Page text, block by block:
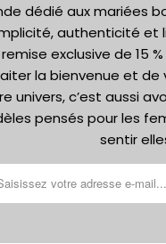
dédié aux mariées
authenticité et
exclusive de 15
la bienvenue et
univers, c’est aussi
pensés pour les
sentir